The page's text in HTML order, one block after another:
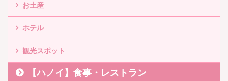
お土産
ホテル
観光スポット
【ハノイ】食事・レストラン